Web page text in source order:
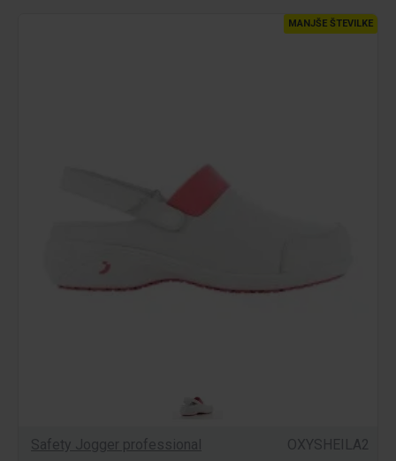
MANJŠE ŠTEVILKE
Safety Jogger professional OXYSHEILA2